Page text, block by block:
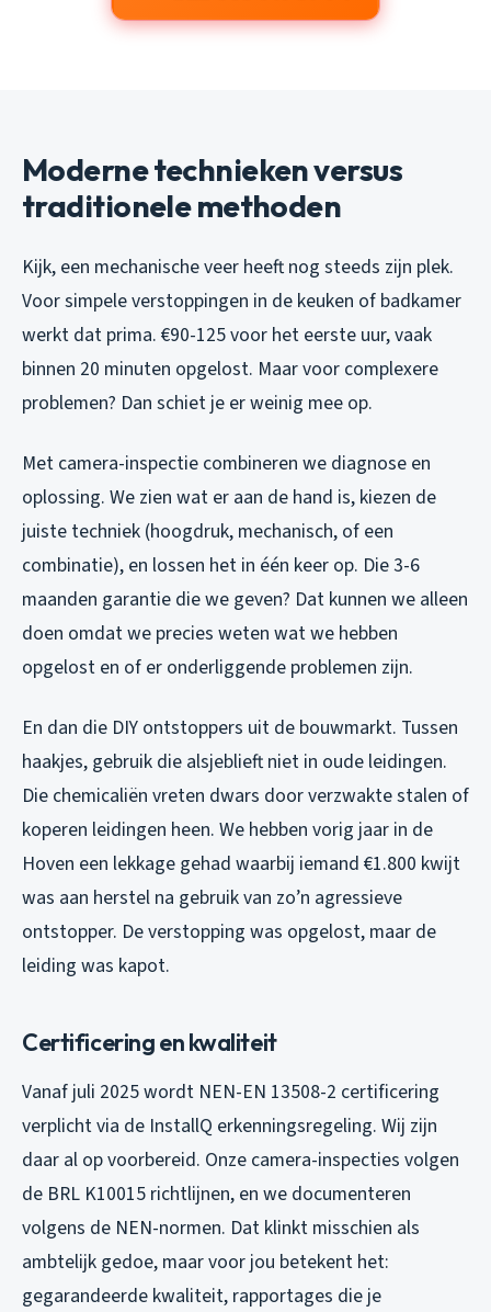
Moderne technieken versus
traditionele methoden
Kijk, een mechanische veer heeft nog steeds zijn plek.
Voor simpele verstoppingen in de keuken of badkamer
werkt dat prima. €90-125 voor het eerste uur, vaak
binnen 20 minuten opgelost. Maar voor complexere
problemen? Dan schiet je er weinig mee op.
Met camera-inspectie combineren we diagnose en
oplossing. We zien wat er aan de hand is, kiezen de
juiste techniek (hoogdruk, mechanisch, of een
combinatie), en lossen het in één keer op. Die 3-6
maanden garantie die we geven? Dat kunnen we alleen
doen omdat we precies weten wat we hebben
opgelost en of er onderliggende problemen zijn.
En dan die DIY ontstoppers uit de bouwmarkt. Tussen
haakjes, gebruik die alsjeblieft niet in oude leidingen.
Die chemicaliën vreten dwars door verzwakte stalen of
koperen leidingen heen. We hebben vorig jaar in de
Hoven een lekkage gehad waarbij iemand €1.800 kwijt
was aan herstel na gebruik van zo’n agressieve
ontstopper. De verstopping was opgelost, maar de
leiding was kapot.
Certificering en kwaliteit
Vanaf juli 2025 wordt NEN-EN 13508-2 certificering
verplicht via de InstallQ erkenningsregeling. Wij zijn
daar al op voorbereid. Onze camera-inspecties volgen
de BRL K10015 richtlijnen, en we documenteren
volgens de NEN-normen. Dat klinkt misschien als
ambtelijk gedoe, maar voor jou betekent het:
gegarandeerde kwaliteit, rapportages die je